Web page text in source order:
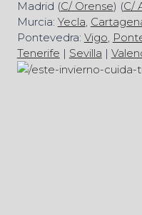
Madrid (C/ Orense) (C/
Murcia: Yecla,
Pontevedra: Vigo,
Tenerife | Sevilla |